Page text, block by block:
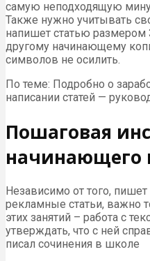
самую неподходящую
Также нужно учитывать
напишет статью размером
другому начинающему
символов не осилить.
По теме: Подробно о
написании статей —
Пошаговая
начинающего
Независимо от того,
рекламные статьи, важно
этих занятий – работа с
утверждать, что с ней
писал сочинения в школе